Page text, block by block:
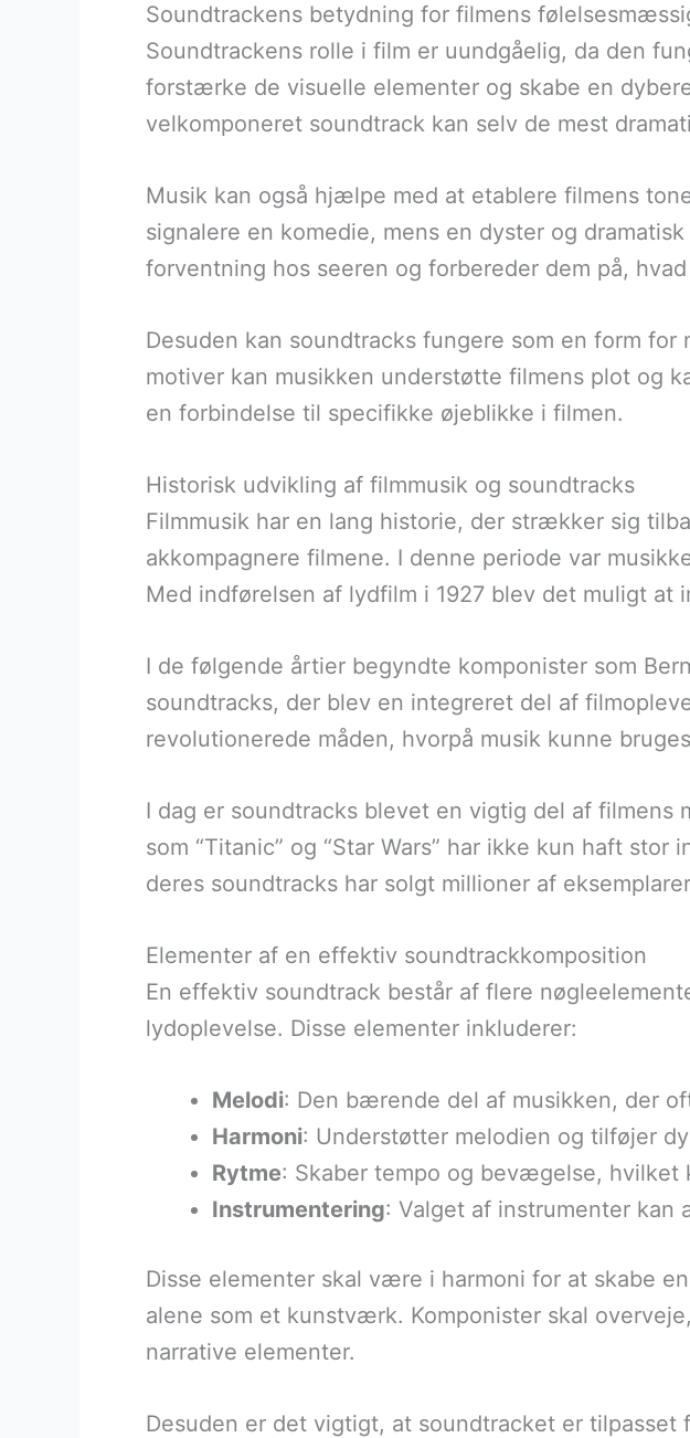
Soundtrackens betydning for filmens
Soundtrackens rolle i film er uundgåelig, da den
forstærke de visuelle elementer og skabe en
velkomponeret soundtrack kan selv de mest
Musik kan også hjælpe med at etablere filmens
signalere en komedie, mens en dyster og
forventning hos seeren og forbereder dem på,
Desuden kan soundtracks fungere som en form
motiver kan musikken understøtte filmens plot og
en forbindelse til specifikke øjeblikke i filmen.
Historisk udvikling af filmmusik og soundtracks
Filmmusik har en lang historie, der strækker sig
akkompagnere filmene. I denne periode var
Med indførelsen af lydfilm i 1927 blev det muligt at
I de følgende årtier begyndte komponister som
soundtracks, der blev en integreret del af
revolutionerede måden, hvorpå musik kunne
I dag er soundtracks blevet en vigtig del af filmens
som “Titanic” og “Star Wars” har ikke kun haft
deres soundtracks har solgt millioner af
Elementer af en effektiv soundtrackkomposition
En effektiv soundtrack består af flere
lydoplevelse. Disse elementer inkluderer:
Melodi: Den bærende del af musikken, der
Harmoni: Understøtter melodien og tilføjer
Rytme: Skaber tempo og bevægelse, hvilket
Instrumentering: Valget af instrumenter kan
Disse elementer skal være i harmoni for at skabe
alene som et kunstværk. Komponister skal
narrative elementer.
Desuden er det vigtigt, at soundtracket er